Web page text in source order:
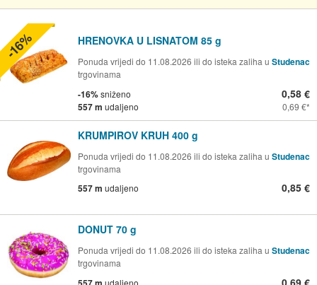
HRENOVKA U LISNATOM 85 g
Ponuda vrijedi do 11.08.2026 ili do isteka zaliha u Studenac
trgovinama
-16%sniženo
557 m udaljeno
0,58 €
0,69 €
-16%
KRUMPIROV KRUH 400 g
Ponuda vrijedi do 11.08.2026 ili do isteka zaliha u Studenac
trgovinama
557 m udaljeno 0,85 €
DONUT 70 g
Ponuda vrijedi do 11.08.2026 ili do isteka zaliha u Studenac
trgovinama